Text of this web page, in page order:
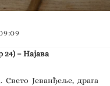
– Најава
Јеванђеље, драга